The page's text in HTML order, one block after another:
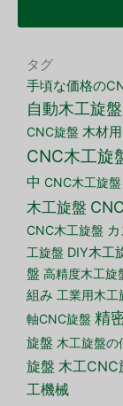
タグ
手頃な価格の
自動木工旋盤
CNC旋盤 木材
CNC木工旋
中 CNC木工旋盤
木工旋盤
CNC木工旋盤
工旋盤 DIY木工
盤 高精度木工旋
組み 工業用木工
軸CNC旋盤 精
旋盤 木工旋盤の
旋盤 木工CNC
工機械